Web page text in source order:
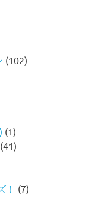
(102)
(1)
(41)
！
(7)